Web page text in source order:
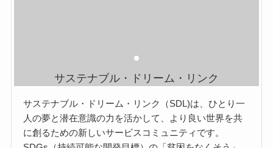
サステナブル・ドリーム・リンク
サステナブル・ドリーム・リンク（SDL)は、ひとり一
人の夢と潜在意識の力を活かして、より良い世界を共
に創るための新しいサービスコミュニティです。